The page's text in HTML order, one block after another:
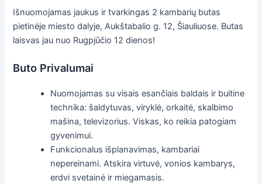
Išnuomojamas jaukus ir tvarkingas 2 kambarių butas
pietinėje miesto dalyje, Aukštabalio g. 12, Šiauliuose. Butas
laisvas jau nuo Rugpjūčio 12 dienos!
Buto Privalumai
Nuomojamas su visais esančiais baldais ir buitine
technika: šaldytuvas, viryklė, orkaitė, skalbimo
mašina, televizorius. Viskas, ko reikia patogiam
gyvenimui.
Funkcionalus išplanavimas, kambariai
nepereinami. Atskira virtuvė, vonios kambarys,
erdvi svetainė ir miegamasis.